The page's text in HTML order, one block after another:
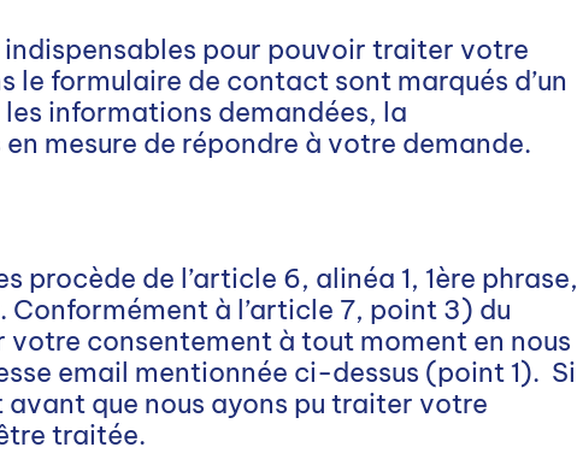
pour pouvoir traiter votre
formulaire de contact sont marqués d’un
informations demandées, la
mesure de répondre à votre demande.
de l’article 6, alinéa 1, 1ère phrase,
à l’article 7, point 3) du
votre consentement à tout moment en nous
email mentionnée ci-dessus (point 1). Si
que nous ayons pu traiter votre
traitée.